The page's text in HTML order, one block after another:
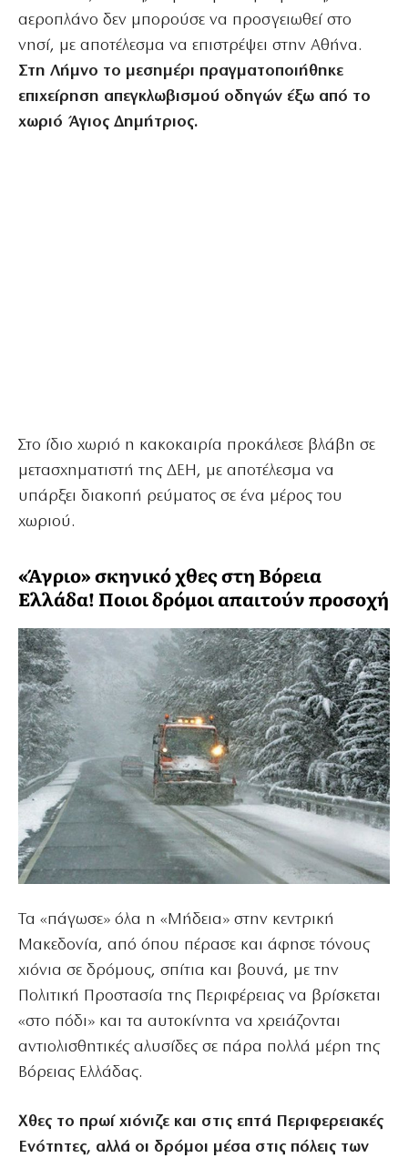
αεροπλάνο δεν μπορούσε να προσγειωθεί στο
νησί, με αποτέλεσμα να επιστρέψει στην Αθήνα.
Στη Λήμνο το μεσημέρι πραγματοποιήθηκε
επιχείρηση απεγκλωβισμού οδηγών έξω από το
χωριό Άγιος Δημήτριος.
Στο ίδιο χωριό η κακοκαιρία προκάλεσε βλάβη σε
μετασχηματιστή της ΔΕΗ, με αποτέλεσμα να
υπάρξει διακοπή ρεύματος σε ένα μέρος του
χωριού.
«Άγριο» σκηνικό χθες στη Βόρεια
Ελλάδα! Ποιοι δρόμοι απαιτούν προσοχή
Τα «πάγωσε» όλα η «Μήδεια» στην κεντρική
Μακεδονία, από όπου πέρασε και άφησε τόνους
χιόνια σε δρόμους, σπίτια και βουνά, με την
Πολιτική Προστασία της Περιφέρειας να βρίσκεται
«στο πόδι» και τα αυτοκίνητα να χρειάζονται
αντιολισθητικές αλυσίδες σε πάρα πολλά μέρη της
Βόρειας Ελλάδας.
Χθες το πρωί χιόνιζε και στις επτά Περιφερειακές
Ενότητες, αλλά οι δρόμοι μέσα στις πόλεις των